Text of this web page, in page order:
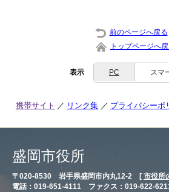
前のページへ戻る
トップページへ
表示 PC スマ
携帯サイト リンク集 プライバシーポ
盛岡市役所
〒020-8530 岩手県盛岡市内丸12-2 [ 市役所
電話：019-651-4111 ファクス：019-622-